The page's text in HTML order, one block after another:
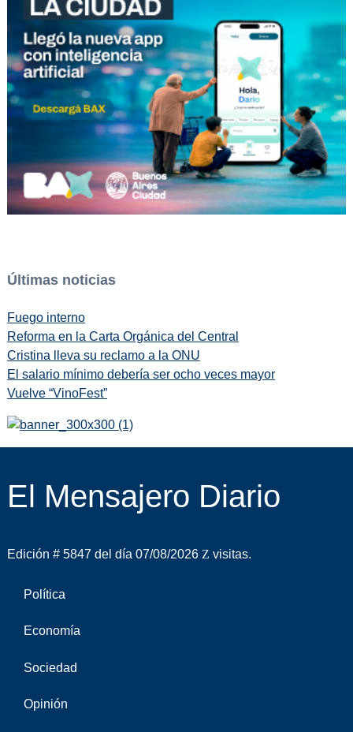
Últimas noticias
Fuego interno
Reforma en la Carta Orgánica del Central
Cristina lleva su reclamo a la ONU
El salario mínimo debería ser ocho veces mayor
Vuelve “VinoFest”
El Mensajero Diario
Edición # 5847 del día 07/08/2026 visitas.
Política
Economía
Sociedad
Opinión